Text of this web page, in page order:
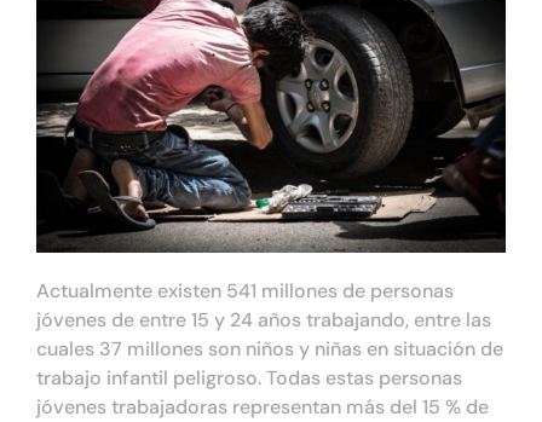
Actualmente existen 541 millones de personas
jóvenes de entre 15 y 24 años trabajando, entre las
cuales 37 millones son niños y niñas en situación de
trabajo infantil peligroso. Todas estas personas
jóvenes trabajadoras representan más del 15 % de